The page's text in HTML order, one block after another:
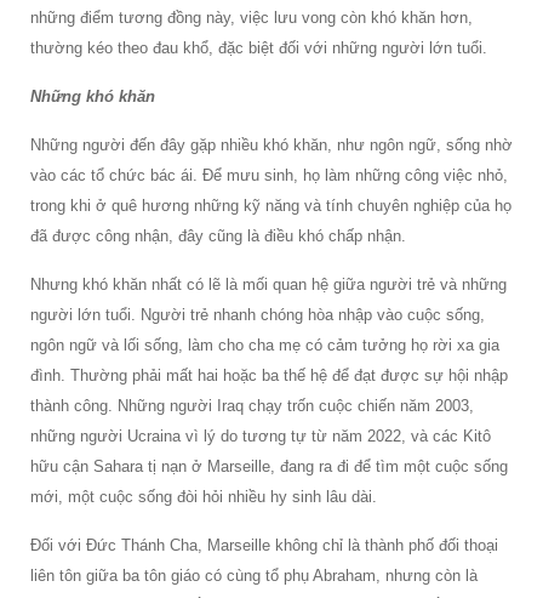
những điểm tương đồng này, việc lưu vong còn khó khăn hơn,
thường kéo theo đau khổ, đặc biệt đối với những người lớn tuổi.
Những khó khăn
Những người đến đây gặp nhiều khó khăn, như ngôn ngữ, sống nhờ
vào các tổ chức bác ái. Để mưu sinh, họ làm những công việc nhỏ,
trong khi ở quê hương những kỹ năng và tính chuyên nghiệp của họ
đã được công nhận, đây cũng là điều khó chấp nhận.
Nhưng khó khăn nhất có lẽ là mối quan hệ giữa người trẻ và những
người lớn tuổi. Người trẻ nhanh chóng hòa nhập vào cuộc sống,
ngôn ngữ và lối sống, làm cho cha mẹ có cảm tưởng họ rời xa gia
đình. Thường phải mất hai hoặc ba thế hệ để đạt được sự hội nhập
thành công. Những người Iraq chạy trốn cuộc chiến năm 2003,
những người Ucraina vì lý do tương tự từ năm 2022, và các Kitô
hữu cận Sahara tị nạn ở Marseille, đang ra đi để tìm một cuộc sống
mới, một cuộc sống đòi hỏi nhiều hy sinh lâu dài.
Đối với Đức Thánh Cha, Marseille không chỉ là thành phố đối thoại
liên tôn giữa ba tôn giáo có cùng tổ phụ Abraham, nhưng còn là